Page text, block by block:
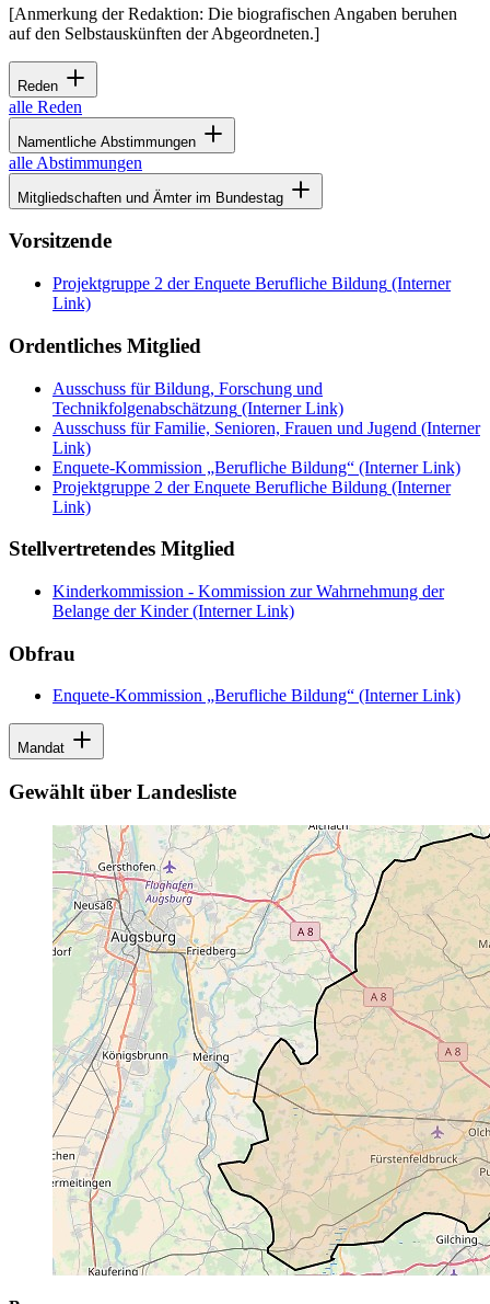
[Anmerkung der Redaktion: Die biografischen Angaben beruhen
auf den Selbstauskünften der Abgeordneten.]
Reden
alle Reden
Namentliche Abstimmungen
alle Abstimmungen
Mitgliedschaften und Ämter im Bundestag
Vorsitzende
Projektgruppe 2 der Enquete Berufliche Bildung (Interner
Link)
Ordentliches Mitglied
Ausschuss für Bildung, Forschung und
Technikfolgenabschätzung (Interner Link)
Ausschuss für Familie, Senioren, Frauen und Jugend (Interner
Link)
Enquete-Kommission „Berufliche Bildung“ (Interner Link)
Projektgruppe 2 der Enquete Berufliche Bildung (Interner
Link)
Stellvertretendes Mitglied
Kinderkommission - Kommission zur Wahrnehmung der
Belange der Kinder(Interner Link)
Obfrau
Enquete-Kommission „Berufliche Bildung“ (Interner Link)
Mandat
Gewählt über Landesliste